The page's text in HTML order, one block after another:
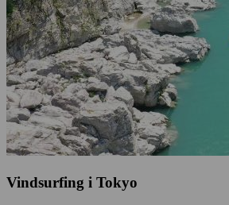
Vindsurfing i Tokyo